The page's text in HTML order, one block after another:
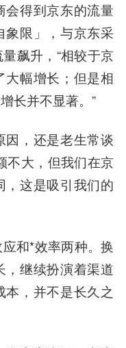
会得到京东的流量
象限」，与京东采
飙升，“相较于京
大幅增长；但是相
长并不显著。”
因，还是老生常谈
大，但我们在京
，这是吸引我们的
和*效率两种。换
，继续扮演着渠道
，并不是长久之